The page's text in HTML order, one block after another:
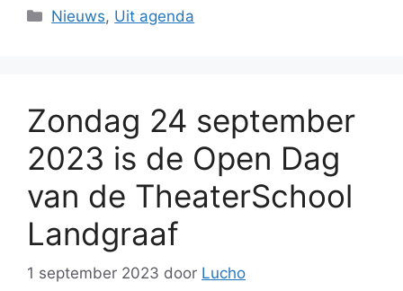
Categorieën
Nieuws, Uit agenda
Zondag 24 september
2023 is de Open Dag
van de TheaterSchool
Landgraaf
1 september 2023 door Lucho